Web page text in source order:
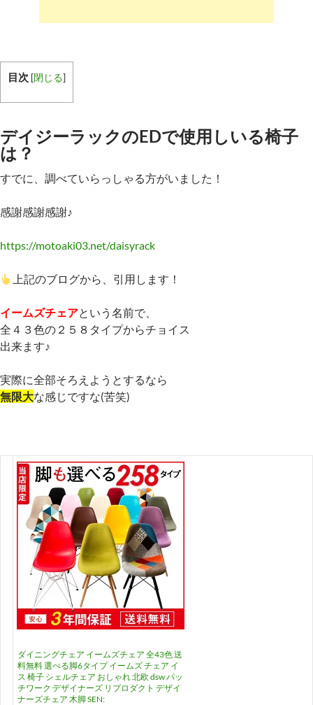
目次 [閉じる]
デイジーラックのEDで使用しいる椅子
は？
すでに、調べていらっしゃる方がいました！
感謝感謝感謝♪
https://motoaki03.net/daisyrack
上記のブログから、引用します！
イームズチェアという名前で、
全４３色の２５８タイプからチョイス
出来ます♪
実際に全部そろえようとするなら
無限大な感じですな(苦笑)
ダイニングチェア イームズチェア 全43色 送
料無料 選べる脚6タイプ イームズ チェア イ
ス 椅子 シェルチェア おしゃれ 北欧 dsw パッ
チワーク デザイナーズ リプロダクト デザイ
ナーズチェア 木脚 SEN: